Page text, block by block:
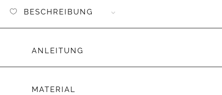
BESCHREIBUNG
ANLEITUNG
MATERIAL